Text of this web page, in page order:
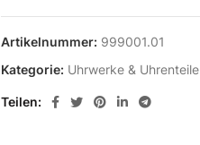
Artikelnummer: 999001.01
Kategorie: Uhrwerke & Uhrenteile
Teilen